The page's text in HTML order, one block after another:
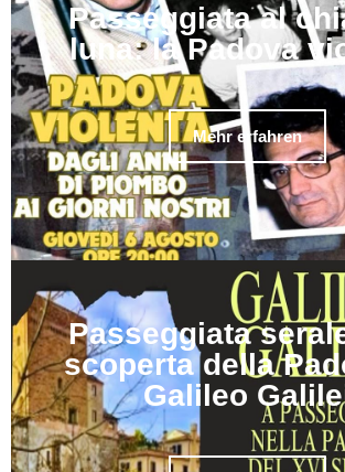
Passeggiata al
luna: la Padova
Mehr erfahren
Passeggiata
scoperta della
Galileo